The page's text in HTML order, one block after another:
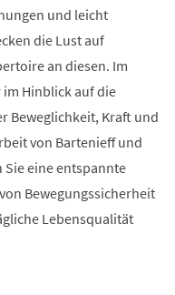
und leicht
die Lust auf
an diesen. Im
Hinblick auf die
Beweglichkeit, Kraft und
von Bartenieff und
eine entspannte
Bewegungssicherheit
Lebensqualität